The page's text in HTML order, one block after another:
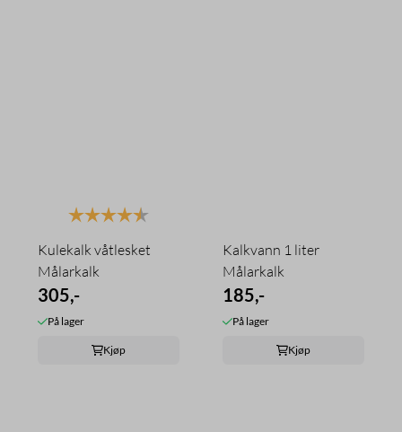
Karakter:
Kulekalk våtlesket
Målarkalk
305,-
På lager
Kjøp
Kalkvann 1 liter
Målarkalk
185,-
På lager
Kjøp